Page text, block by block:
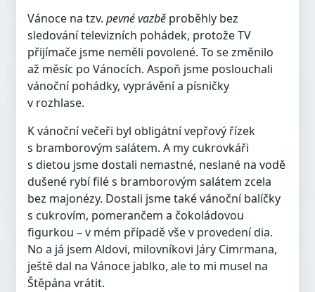
Vánoce na tzv. pevné vazběproběhly bez
sledování televizních pohádek, protože TV
přijímače jsme neměli povolené. To se změnilo
až měsíc po Vánocích. Aspoň jsme poslouchali
vánoční pohádky, vyprávění a písničky
v rozhlase.
K vánoční večeři byl obligátní vepřový řízek
s bramborovým salátem. A my cukrovkáři
s dietou jsme dostali nemastné, neslané na vodě
dušené rybí filé s bramborovým salátem zcela
bez majonézy. Dostali jsme také vánoční balíčky
s cukrovím, pomerančem a čokoládovou
figurkou – v mém případě vše v provedení dia.
No a já jsem Aldovi, milovníkovi Járy Cimrmana,
ještě dal na Vánoce jablko, ale to mi musel na
Štěpána vrátit.